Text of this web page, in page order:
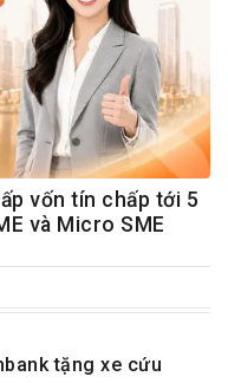
vốn tín chấp tới 5
và Micro SME
tặng xe cứu